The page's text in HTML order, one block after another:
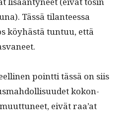
Tässä tilanteessa
köy­hästä tun­tuu, että
point­ti tässä on siis
kokon­
eivät raa’at